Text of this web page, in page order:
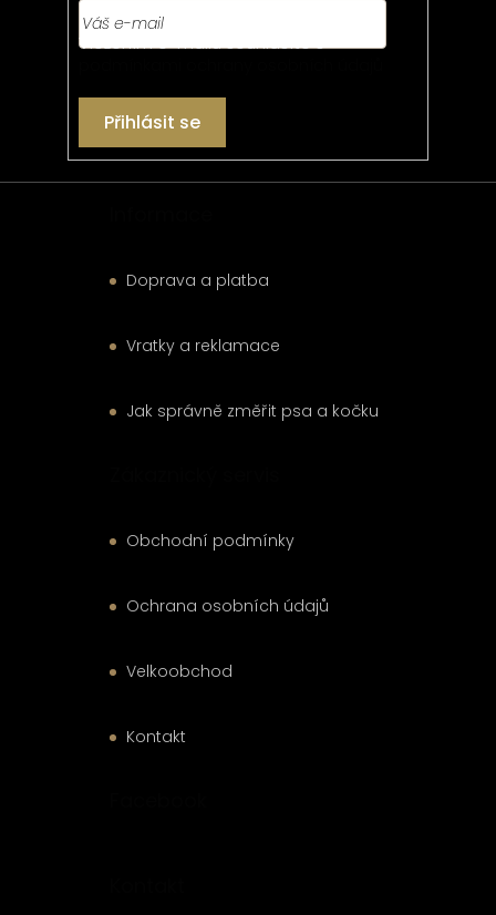
Vložením e-mailu souhlasíte s
Přihlásit se
Doprava a platba
Vratky a reklamace
Jak správně změřit psa a kočku
Obchodní podmínky
Ochrana osobních údajů
Velkoobchod
Kontakt